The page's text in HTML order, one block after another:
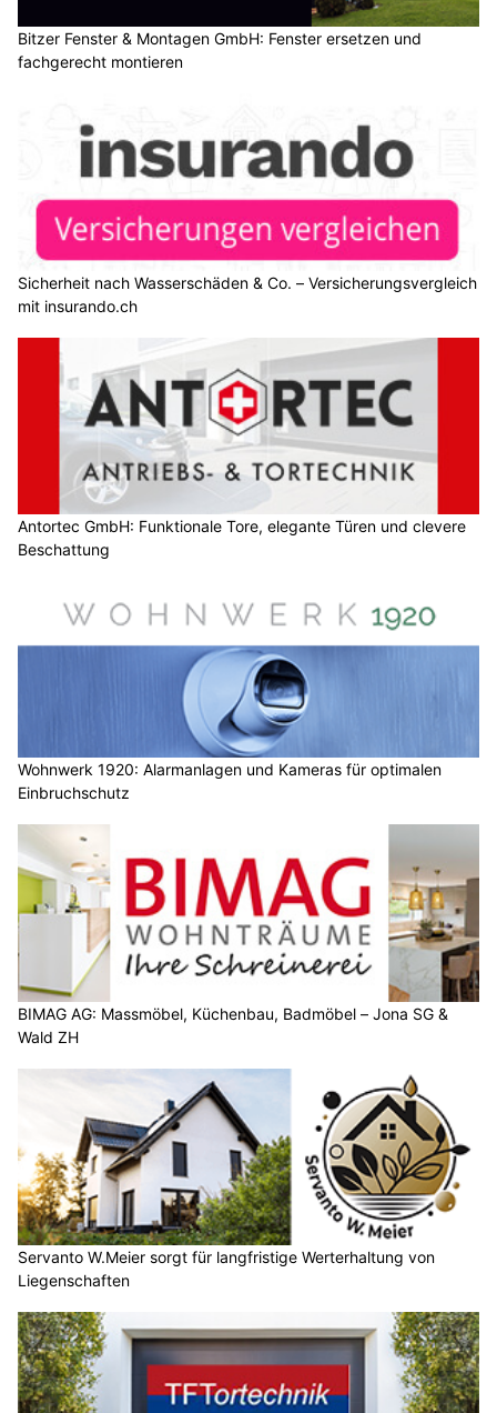
Bitzer Fenster & Montagen GmbH: Fenster ersetzen und
fachgerecht montieren
Sicherheit nach Wasserschäden & Co. – Versicherungsvergleich
mit insurando.ch
Antortec GmbH: Funktionale Tore, elegante Türen und clevere
Beschattung
Wohnwerk 1920: Alarmanlagen und Kameras für optimalen
Einbruchschutz
BIMAG AG: Massmöbel, Küchenbau, Badmöbel – Jona SG &
Wald ZH
Servanto W.Meier sorgt für langfristige Werterhaltung von
Liegenschaften